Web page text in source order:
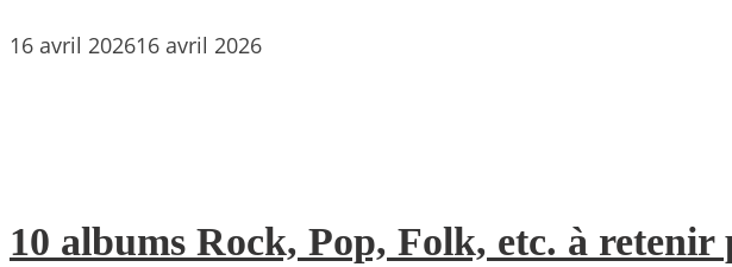
16 avril 202616 avril 2026
10 albums Rock, Pop, Folk, etc. à